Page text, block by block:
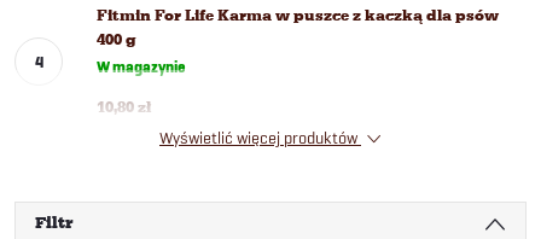
Fitmin For Life Karma w puszce z kaczką dla psów
400 g
W magazynie
10,80 zł
Wyświetlić więcej produktów
Filtr